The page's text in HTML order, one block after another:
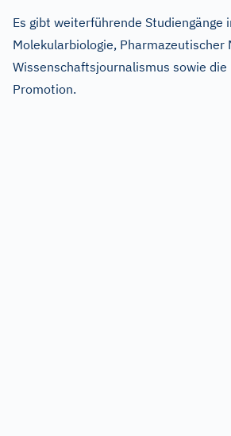
Es gibt weiterführende Studiengänge
Molekularbiologie, Pharmazeutischer
Wissenschaftsjournalismus sowie
Promotion.